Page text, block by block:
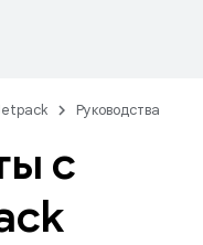
Руководства
с